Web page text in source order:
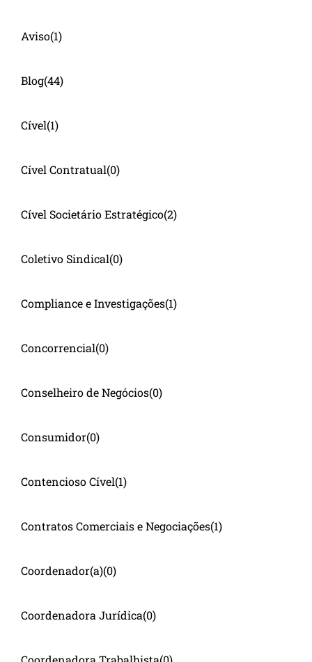
Aviso(1)
Blog(44)
Cível(1)
Cível Contratual(0)
Cível Societário Estratégico(2)
Coletivo Sindical(0)
Compliance e Investigações(1)
Concorrencial(0)
Conselheiro de Negócios(0)
Consumidor(0)
Contencioso Cível(1)
Contratos Comerciais e Negociações(1)
Coordenador(a)(0)
Coordenadora Jurídica(0)